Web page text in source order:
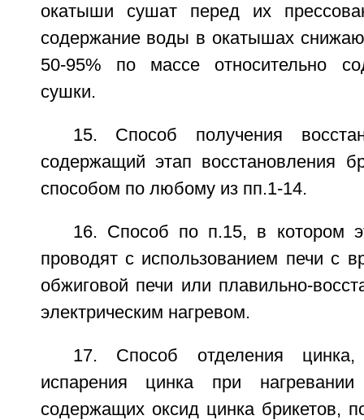
окатыши сушат перед их
содержание воды в окатышах
50-95% по массе относительно
сушки.
15. Способ получения
содержащий этап восстановления
способом по любому из пп.1-14.
16. Способ по п.15, в котором
проводят с использованием печи с
обжиговой печи или плавильно-
электрическим нагревом.
17. Способ отделения
испарения цинка при
содержащих оксид цинка брикетов,